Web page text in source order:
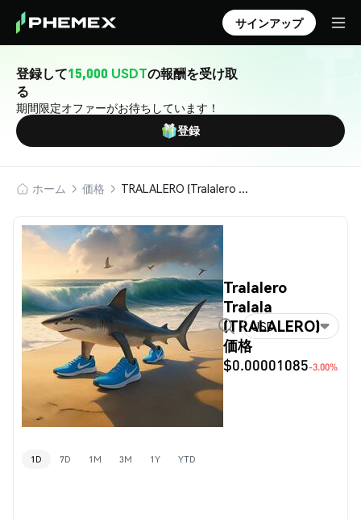
サインアップ
登録して15,000 USDTの報酬を受け取
る
期間限定オファーがお待ちしています！
登録
ホーム 価格 TRALALERO (Tralalero Tralala)
Tralalero
Tralala
(TRALALERO)
価格
$0.00001085-3.00%
USD
1D 7D 1M 3M 1Y YTD